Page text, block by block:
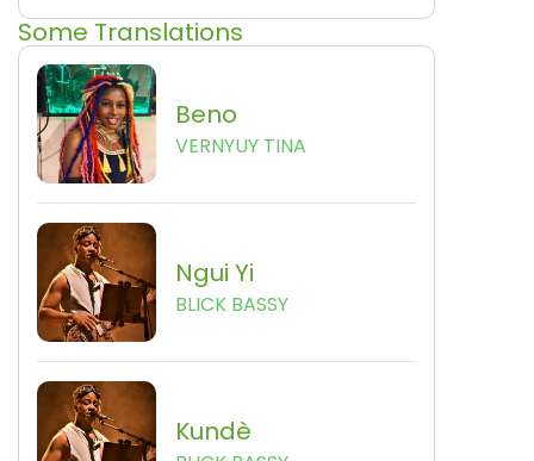
Some Translations
Beno
VERNYUY TINA
Ngui Yi
BLICK BASSY
Kundè